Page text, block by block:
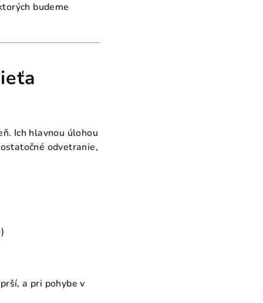
budeme
Ich hlavnou úlohou
odvetranie,
a pri pohybe v